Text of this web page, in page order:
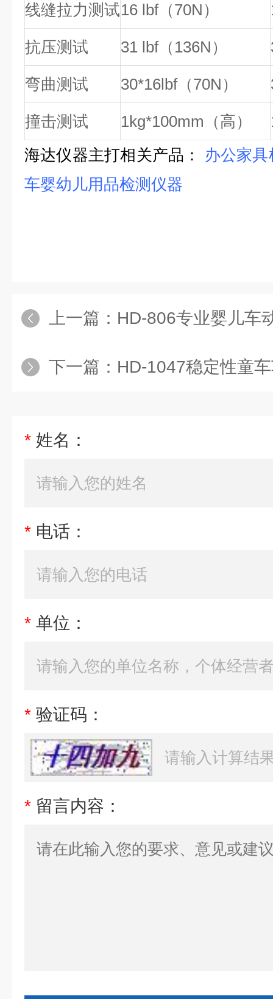
线缝拉力测试16 lbf（70N ）
抗压测试 31 lbf（ 136N ）
弯曲测试 30*16lbf（70N ）
撞击测试 1kg*100mm（高）
海达仪器主打相关产品：
办公家
车婴幼儿用品检测仪器
上一篇： HD-806专业婴儿车
下一篇： HD-1047稳定性童
* 姓名：
* 电话：
* 单位：
* 验证码：
* 留言内容：